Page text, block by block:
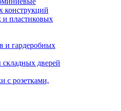
конструкций
пластиковых
и гардеробных
дверей
с розетками,